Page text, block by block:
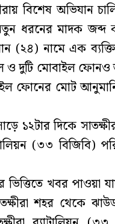
বিশেষ অভিযান
ধরনের মাদক জব্দ
(২৪) নামে এক
দুটি মোবাইল ফোনও
ফোনের মোট
১২টার দিকে
(৩৩ বিজিবি)
ভিত্তিতে খবর পাওয়া
শহর থেকে